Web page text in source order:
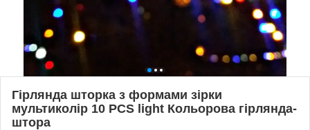
Гірлянда шторка з формами зірки
мультиколір 10 PCS light Кольорова гірлянда-
штора